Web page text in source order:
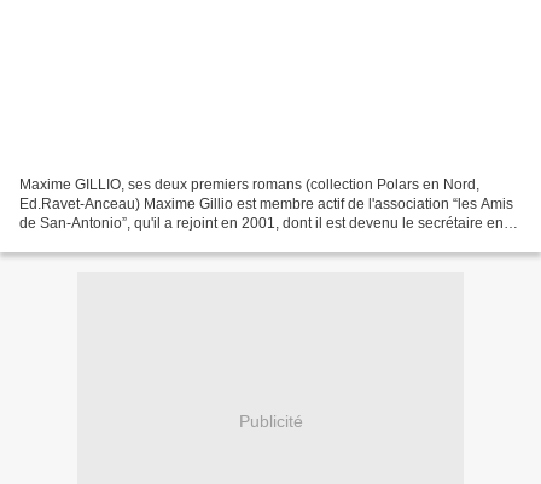
Maxime GILLIO, ses deux premiers romans (collection Polars en Nord,
Ed.Ravet-Anceau) Maxime Gillio est membre actif de l'association “les Amis
de San-Antonio”, qu'il a rejoint en 2001, dont il est devenu le secrétaire en
Publicité